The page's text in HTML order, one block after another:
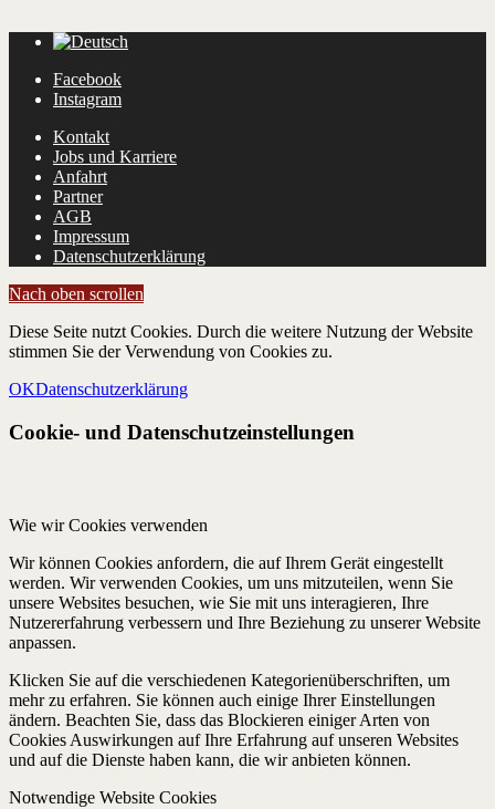
Facebook
Instagram
Kontakt
Jobs und Karriere
Anfahrt
Partner
AGB
Impressum
Datenschutzerklärung
Nach oben scrollen
Diese Seite nutzt Cookies. Durch die weitere Nutzung der Website
stimmen Sie der Verwendung von Cookies zu.
OKDatenschutzerklärung
Cookie- und Datenschutzeinstellungen
Wie wir Cookies verwenden
Wir können Cookies anfordern, die auf Ihrem Gerät eingestellt
werden. Wir verwenden Cookies, um uns mitzuteilen, wenn Sie
unsere Websites besuchen, wie Sie mit uns interagieren, Ihre
Nutzererfahrung verbessern und Ihre Beziehung zu unserer Website
anpassen.
Klicken Sie auf die verschiedenen Kategorienüberschriften, um
mehr zu erfahren. Sie können auch einige Ihrer Einstellungen
ändern. Beachten Sie, dass das Blockieren einiger Arten von
Cookies Auswirkungen auf Ihre Erfahrung auf unseren Websites
und auf die Dienste haben kann, die wir anbieten können.
Notwendige Website Cookies